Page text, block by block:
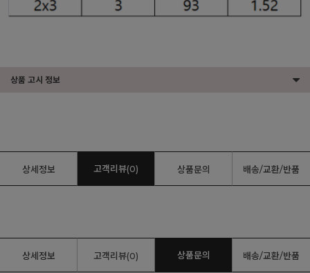
상품 고시 정보
상세정보 고객리뷰(0) 상품문의 배송/교환/반품
상세정보 고객리뷰(0) 상품문의 배송/교환/반품